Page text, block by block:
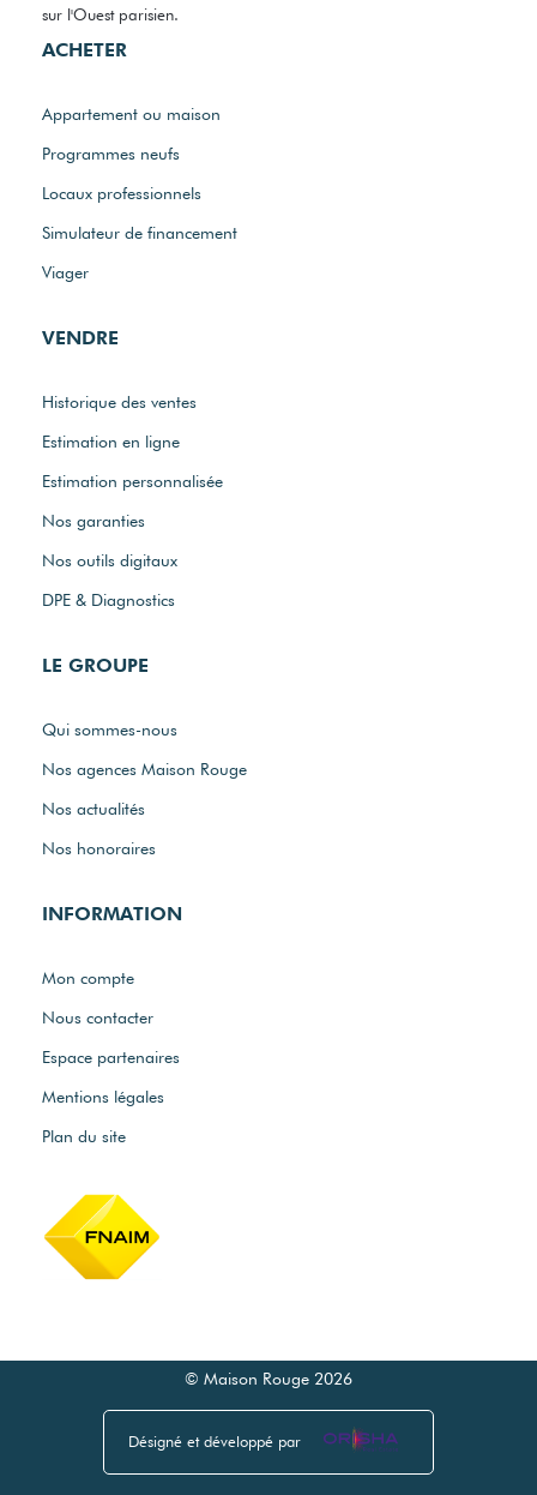
sur l'Ouest parisien.
ACHETER
Appartement ou maison
Programmes neufs
Locaux professionnels
Simulateur de financement
Viager
VENDRE
Historique des ventes
Estimation en ligne
Estimation personnalisée
Nos garanties
Nos outils digitaux
DPE & Diagnostics
LE GROUPE
Qui sommes-nous
Nos agences Maison Rouge
Nos actualités
Nos honoraires
INFORMATION
Mon compte
Nous contacter
Espace partenaires
Mentions légales
Plan du site
© Maison Rouge 2026
Désigné et développé par